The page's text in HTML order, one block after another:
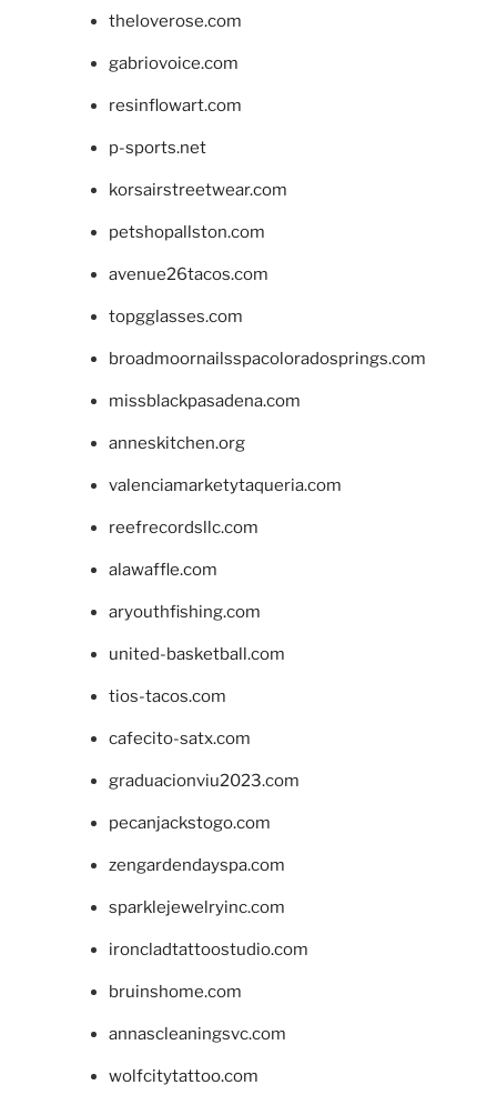
theloverose.com
gabriovoice.com
resinflowart.com
p-sports.net
korsairstreetwear.com
petshopallston.com
avenue26tacos.com
topgglasses.com
broadmoornailsspacoloradosprings.com
missblackpasadena.com
anneskitchen.org
valenciamarketytaqueria.com
reefrecordsllc.com
alawaffle.com
aryouthfishing.com
united-basketball.com
tios-tacos.com
cafecito-satx.com
graduacionviu2023.com
pecanjackstogo.com
zengardendayspa.com
sparklejewelryinc.com
ironcladtattoostudio.com
bruinshome.com
annascleaningsvc.com
wolfcitytattoo.com